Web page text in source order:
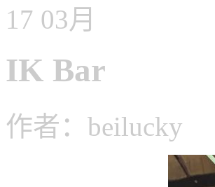
17 03月
IK Bar
作者：beilucky